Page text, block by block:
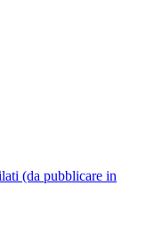
(da pubblicare in